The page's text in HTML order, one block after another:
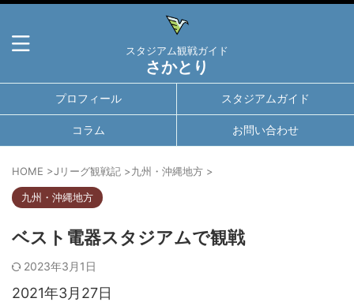
スタジアム観戦ガイド
さかとり
プロフィール スタジアムガイド
コラム お問い合わせ
HOME >Jリーグ観戦記 >九州・沖縄地方 >
九州・沖縄地方
ベスト電器スタジアムで観戦
2023年3月1日
2021年3月27日